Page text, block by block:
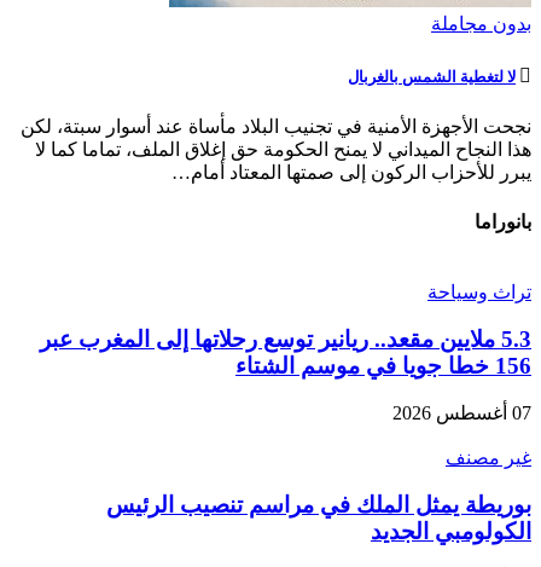
بدون مجاملة
لا لتغطية الشمس بالغربال
نجحت الأجهزة الأمنية في تجنيب البلاد مأساة عند أسوار سبتة، لكن
هذا النجاح الميداني لا يمنح الحكومة حق إغلاق الملف، تماما كما لا
يبرر للأحزاب الركون إلى صمتها المعتاد أمام…
بانوراما
تراث وسياحة
5.3 ملايين مقعد.. ريانير توسع رحلاتها إلى المغرب عبر
156 خطا جويا في موسم الشتاء
07 أغسطس 2026
غير مصنف
بوريطة يمثل الملك في مراسم تنصيب الرئيس
الكولومبي الجديد